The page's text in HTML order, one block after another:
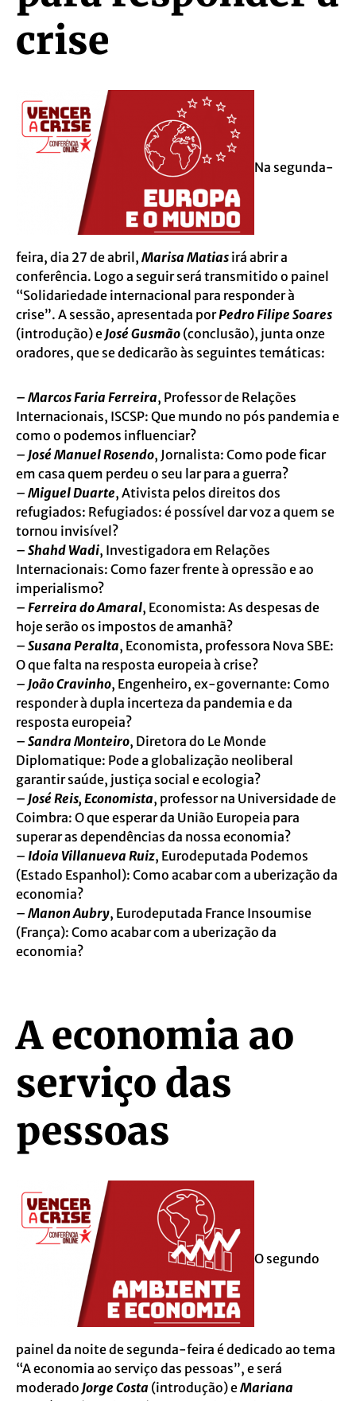
crise
Na segunda-
feira, dia 27 de abril, Marisa Matias irá abrir a
conferência. Logo a seguir será transmitido o painel
“Solidariedade internacional para responder à
crise”. A sessão, apresentada porPedro Filipe Soares
(introdução) eJosé Gusmão (conclusão), junta onze
oradores, que se dedicarão às seguintes temáticas:
– Marcos Faria Ferreira, Professor de Relações
Internacionais, ISCSP: Que mundo no pós pandemia e
como o podemos influenciar?
– José Manuel Rosendo, Jornalista: Como pode ficar
em casa quem perdeu o seu lar para a guerra?
– Miguel Duarte, Ativista pelos direitos dos
refugiados: Refugiados: é possível dar voz a quem se
tornou invisível?
– Shahd Wadi, Investigadora em Relações
Internacionais: Como fazer frente à opressão e ao
imperialismo?
– Ferreira do Amaral, Economista: As despesas de
hoje serão os impostos de amanhã?
– Susana Peralta, Economista, professora Nova SBE:
O que falta na resposta europeia à crise?
– João Cravinho, Engenheiro, ex-governante: Como
responder à dupla incerteza da pandemia e da
resposta europeia?
– Sandra Monteiro, Diretora do Le Monde
Diplomatique: Pode a globalização neoliberal
garantir saúde, justiça social e ecologia?
– José Reis, Economista, professor na Universidade de
Coimbra: O que esperar da União Europeia para
superar as dependências da nossa economia?
– Idoia Villanueva Ruiz, Eurodeputada Podemos
(Estado Espanhol): Como acabar com a uberização da
economia?
– Manon Aubry, Eurodeputada France Insoumise
(França): Como acabar com a uberização da
economia?
A economia ao
serviço das
pessoas
O segundo
painel da noite de segunda-feira é dedicado ao tema
“A economia ao serviço das pessoas”, e será
moderado Jorge Costa (introdução) eMariana